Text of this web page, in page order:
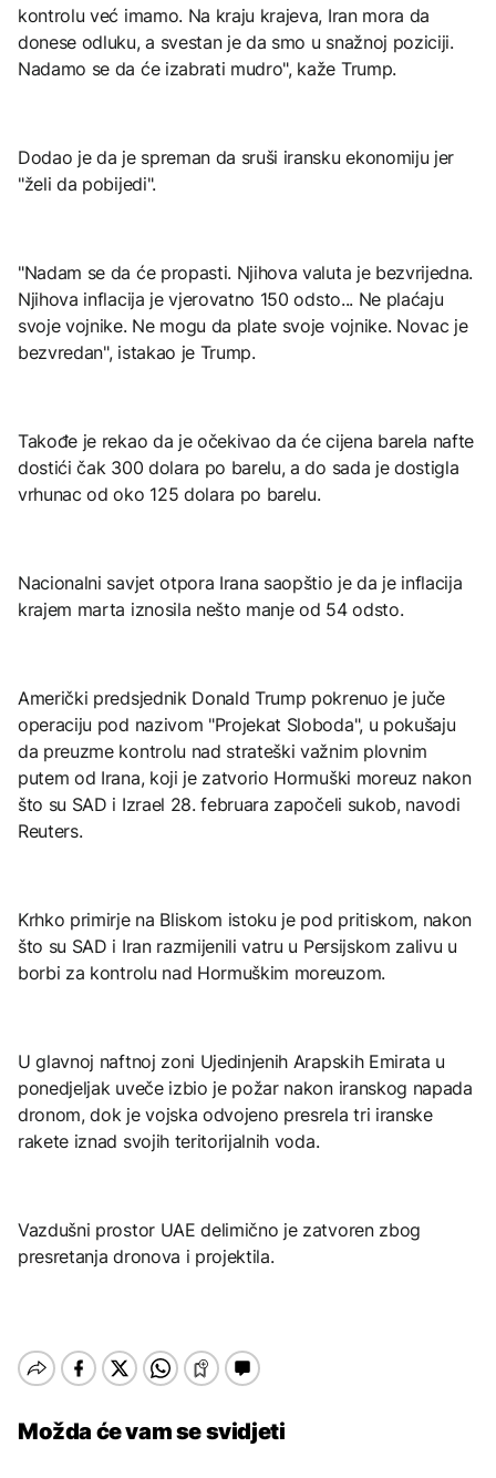
kontrolu već imamo. Na kraju krajeva, Iran mora da
donese odluku, a svestan je da smo u snažnoj poziciji.
Nadamo se da će izabrati mudro", kaže Trump.
Dodao je da je spreman da sruši iransku ekonomiju jer
"želi da pobijedi".
"Nadam se da će propasti. Njihova valuta je bezvrijedna.
Njihova inflacija je vjerovatno 150 odsto... Ne plaćaju
svoje vojnike. Ne mogu da plate svoje vojnike. Novac je
bezvredan", istakao je Trump.
Takođe je rekao da je očekivao da će cijena barela nafte
dostići čak 300 dolara po barelu, a do sada je dostigla
vrhunac od oko 125 dolara po barelu.
Nacionalni savjet otpora Irana saopštio je da je inflacija
krajem marta iznosila nešto manje od 54 odsto.
Američki predsjednik Donald Trump pokrenuo je juče
operaciju pod nazivom "Projekat Sloboda", u pokušaju
da preuzme kontrolu nad strateški važnim plovnim
putem od Irana, koji je zatvorio Hormuški moreuz nakon
što su SAD i Izrael 28. februara započeli sukob, navodi
Reuters.
Krhko primirje na Bliskom istoku je pod pritiskom, nakon
što su SAD i Iran razmijenili vatru u Persijskom zalivu u
borbi za kontrolu nad Hormuškim moreuzom.
U glavnoj naftnoj zoni Ujedinjenih Arapskih Emirata u
ponedjeljak uveče izbio je požar nakon iranskog napada
dronom, dok je vojska odvojeno presrela tri iranske
rakete iznad svojih teritorijalnih voda.
Vazdušni prostor UAE delimično je zatvoren zbog
presretanja dronova i projektila.
Možda će vam se svidjeti